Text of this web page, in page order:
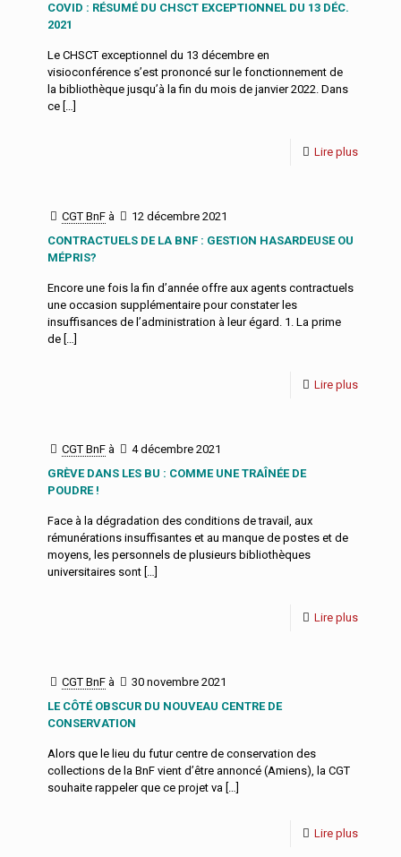
COVID : RÉSUMÉ DU CHSCT EXCEPTIONNEL DU 13 DÉC.
2021
Le CHSCT exceptionnel du 13 décembre en
visioconférence s’est prononcé sur le fonctionnement de
la bibliothèque jusqu’à la fin du mois de janvier 2022. Dans
ce […]
Lire plus
CGT BnF à
12 décembre 2021
CONTRACTUELS DE LA BNF : GESTION HASARDEUSE OU
MÉPRIS?
Encore une fois la fin d’année offre aux agents contractuels
une occasion supplémentaire pour constater les
insuffisances de l’administration à leur égard. 1. La prime
de […]
Lire plus
CGT BnF à
4 décembre 2021
GRÈVE DANS LES BU : COMME UNE TRAÎNÉE DE
POUDRE !
Face à la dégradation des conditions de travail, aux
rémunérations insuffisantes et au manque de postes et de
moyens, les personnels de plusieurs bibliothèques
universitaires sont […]
Lire plus
CGT BnF à
30 novembre 2021
LE CÔTÉ OBSCUR DU NOUVEAU CENTRE DE
CONSERVATION
Alors que le lieu du futur centre de conservation des
collections de la BnF vient d’être annoncé (Amiens), la CGT
souhaite rappeler que ce projet va […]
Lire plus